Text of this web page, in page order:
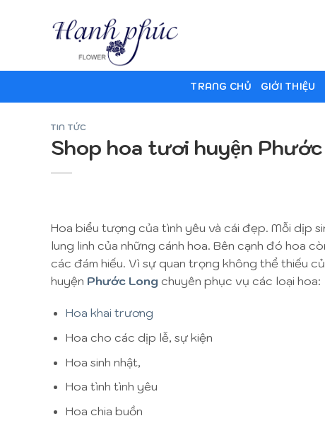
TRANG CHỦ GIỚI THIỆU
TIN TỨC
Shop hoa tươi huyện
Hoa biểu tượng của tình yêu và cái đẹp. Mỗi dịp
lung linh của những cánh hoa. Bên cạnh đó hoa
các đám hiếu. Vì sự quan trọng không thể thiếu
huyện Phước Long chuyên phục vụ các loại hoa:
Hoa khai trương
Hoa cho các dịp lễ, sự kiện
Hoa sinh nhật,
Hoa tình tình yêu
Hoa chia buồn